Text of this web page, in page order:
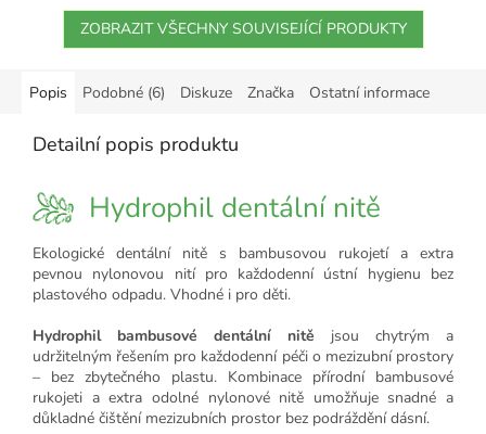
ZOBRAZIT VŠECHNY SOUVISEJÍCÍ PRODUKTY
Popis Podobné (6) Diskuze Značka Ostatní informace
Detailní popis produktu
Hydrophil dentální nitě
Ekologické dentální nitě s bambusovou rukojetí a extra
pevnou nylonovou nití pro každodenní ústní hygienu bez
plastového odpadu. Vhodné i pro děti.
Hydrophil bambusové dentální nitě jsou chytrým a
udržitelným řešením pro každodenní péči o mezizubní prostory
– bez zbytečného plastu. Kombinace přírodní bambusové
rukojeti a extra odolné nylonové nitě umožňuje snadné a
důkladné čištění mezizubních prostor bez podráždění dásní.